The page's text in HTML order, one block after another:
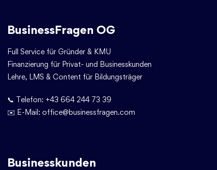
BusinessFragen OG
Full Service für Gründer & KMU
Finanzierung für Privat- und Businesskunden
Lehre, LMS & Content für Bildungsträger
📞 Telefon: +43 664 244 73 39
✉️ E-Mail: office@businessfragen.com
Businesskunden